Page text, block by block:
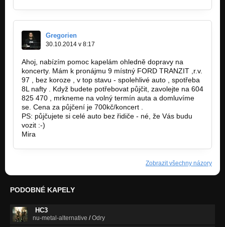
Gregorien
30.10.2014 v 8:17
Ahoj, nabízím pomoc kapelám ohledně dopravy na
koncerty. Mám k pronájmu 9 místný FORD TRANZIT ,r.v.
97 , bez koroze , v top stavu - spolehlivé auto , spotřeba
8L nafty . Když budete potřebovat půjčit, zavolejte na 604
825 470 , mrkneme na volný termín auta a domluvíme
se. Cena za půjčení je 700kč/koncert .
PS: půjčujete si celé auto bez řidiče - né, že Vás budu
vozit :-)
Mira
Zobrazit všechny názory
PODOBNÉ KAPELY
HC3
nu-metal-alternative /Odry